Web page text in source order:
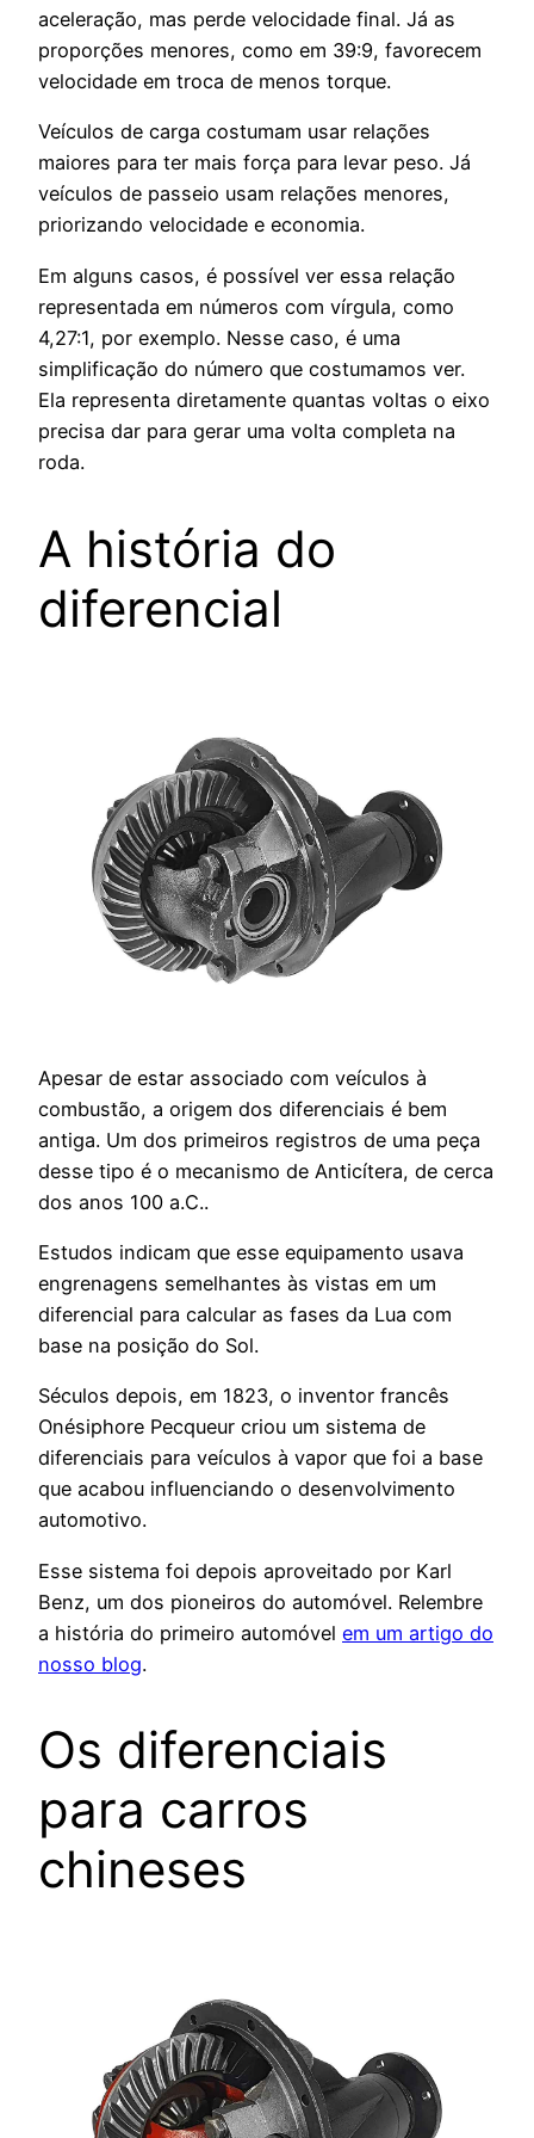
aceleração, mas perde velocidade final. Já as
proporções menores, como em 39:9, favorecem
velocidade em troca de menos torque.
Veículos de carga costumam usar relações
maiores para ter mais força para levar peso. Já
veículos de passeio usam relações menores,
priorizando velocidade e economia.
Em alguns casos, é possível ver essa relação
representada em números com vírgula, como
4,27:1, por exemplo. Nesse caso, é uma
simplificação do número que costumamos ver.
Ela representa diretamente quantas voltas o eixo
precisa dar para gerar uma volta completa na
roda.
A história do
diferencial
Apesar de estar associado com veículos à
combustão, a origem dos diferenciais é bem
antiga. Um dos primeiros registros de uma peça
desse tipo é o mecanismo de Anticítera, de cerca
dos anos 100 a.C..
Estudos indicam que esse equipamento usava
engrenagens semelhantes às vistas em um
diferencial para calcular as fases da Lua com
base na posição do Sol.
Séculos depois, em 1823, o inventor francês
Onésiphore Pecqueur criou um sistema de
diferenciais para veículos à vapor que foi a base
que acabou influenciando o desenvolvimento
automotivo.
Esse sistema foi depois aproveitado por Karl
Benz, um dos pioneiros do automóvel. Relembre
a história do primeiro automóvel em um artigo do
nosso blog.
Os diferenciais
para carros
chineses